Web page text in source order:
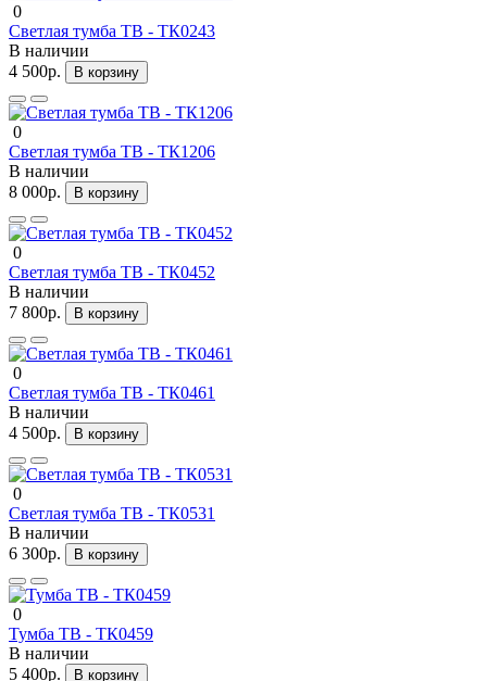
0
Светлая тумба ТВ - ТК0243
В наличии
4 500р.
В корзину
0
Светлая тумба ТВ - ТК1206
В наличии
8 000р.
В корзину
0
Светлая тумба ТВ - ТК0452
В наличии
7 800р.
В корзину
0
Светлая тумба ТВ - ТК0461
В наличии
4 500р.
В корзину
0
Светлая тумба ТВ - ТК0531
В наличии
6 300р.
В корзину
0
Тумба ТВ - ТК0459
В наличии
5 400р.
В корзину